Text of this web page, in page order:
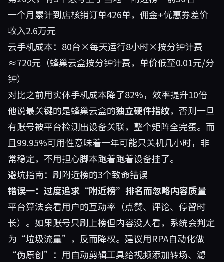
一个月累计到店核销订单426单，佣金+优惠券差价
收入2.6万元
云手机成本：80台×每天运行8小时×按分钟计费
≈720元（蜂巢云盒按分钟计费，单价低至0.01元/分
钟）
对比之前用实体手机成本降了82%，效率提升10倍
他说最关键的是蜂巢云盒的独立硬件指纹，否则一旦
有账号被平台检测出设备关联，整个矩阵全完蛋。而
且99.95%可用性意味着一年可能只关机几小时，非
常稳定，不用担心脚本跑着跑着设备挂了。
避坑指南：刷附近榜的3个致命错误
错误一：过度追求“附近榜”排名而忽略内容质量
平台算法会看用户的互动率（点赞、评论、停留时
长）。如果账号只刷上榜但内容没人看，系统会判定
为“垃圾流量”，反而降权。建议用RPA自动化做
“伪原创”：用自动剪辑工具给视频添加转场、滤